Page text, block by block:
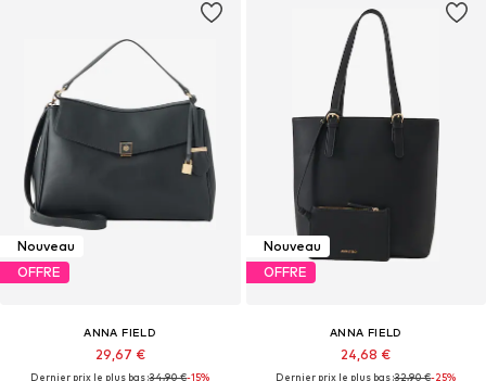
Nouveau
OFFRE
ANNA FIELD
29,67 €
Dernier prix le plus bas :34,90 €-15%
Nouveau
OFFRE
ANNA FIELD
24,68 €
Dernier prix le plus bas :32,90 €-25%